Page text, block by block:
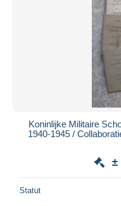
Koninlijke Militaire
1940-1945 /
±
Statut